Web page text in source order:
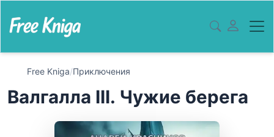
Free Kniga/Приключения
Валгалла III. Чужие берега